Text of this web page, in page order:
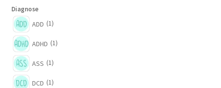
Diagnose
ADD (1)
ADHD (1)
ASS (1)
DCD (1)